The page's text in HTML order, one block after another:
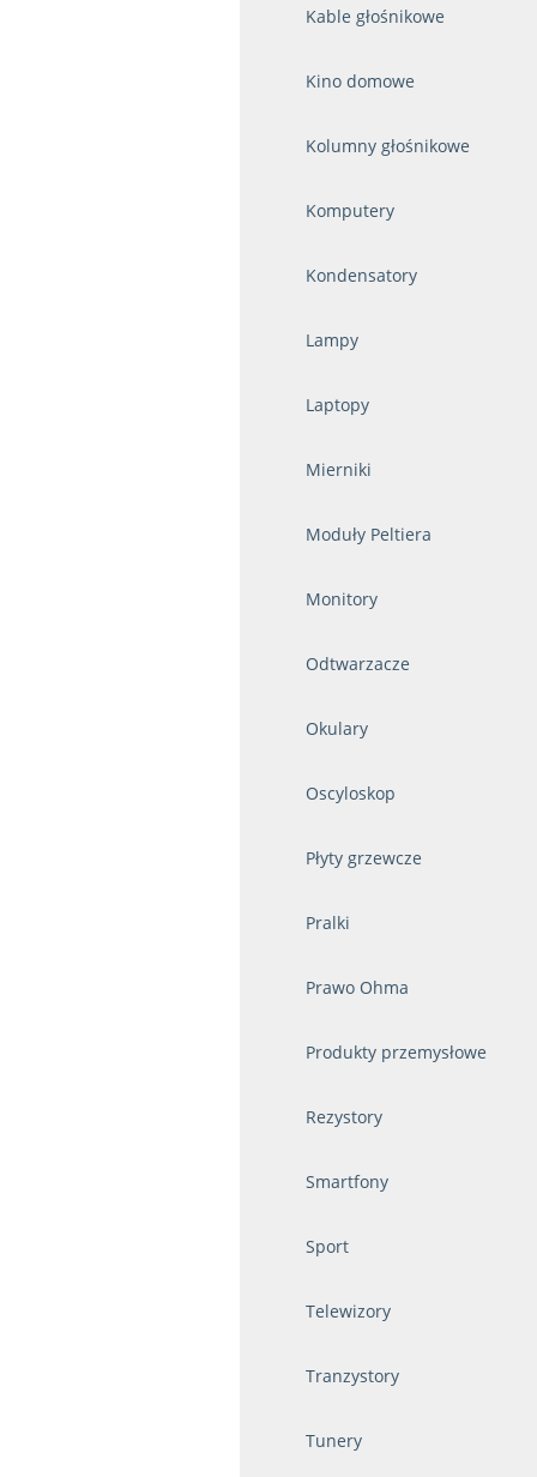
Kable głośnikowe
Kino domowe
Kolumny głośnikowe
Komputery
Kondensatory
Lampy
Laptopy
Mierniki
Moduły Peltiera
Monitory
Odtwarzacze
Okulary
Oscyloskop
Płyty grzewcze
Pralki
Prawo Ohma
Produkty przemysłowe
Rezystory
Smartfony
Sport
Telewizory
Tranzystory
Tunery